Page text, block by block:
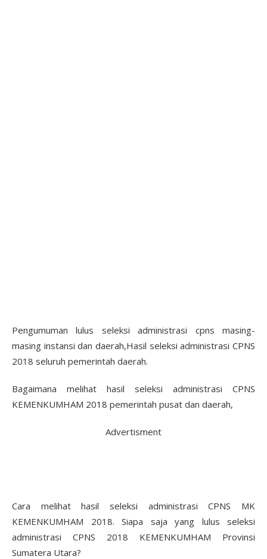
Pengumuman lulus seleksi administrasi cpns masing-
masing instansi dan daerah,Hasil seleksi administrasi CPNS
2018 seluruh pemerintah daerah.
Bagaimana melihat hasil seleksi administrasi CPNS
KEMENKUMHAM 2018 pemerintah pusat dan daerah,
Advertisment
Cara melihat hasil seleksi administrasi CPNS MK
KEMENKUMHAM 2018. Siapa saja yang lulus seleksi
administrasi CPNS 2018 KEMENKUMHAM Provinsi
Sumatera Utara?